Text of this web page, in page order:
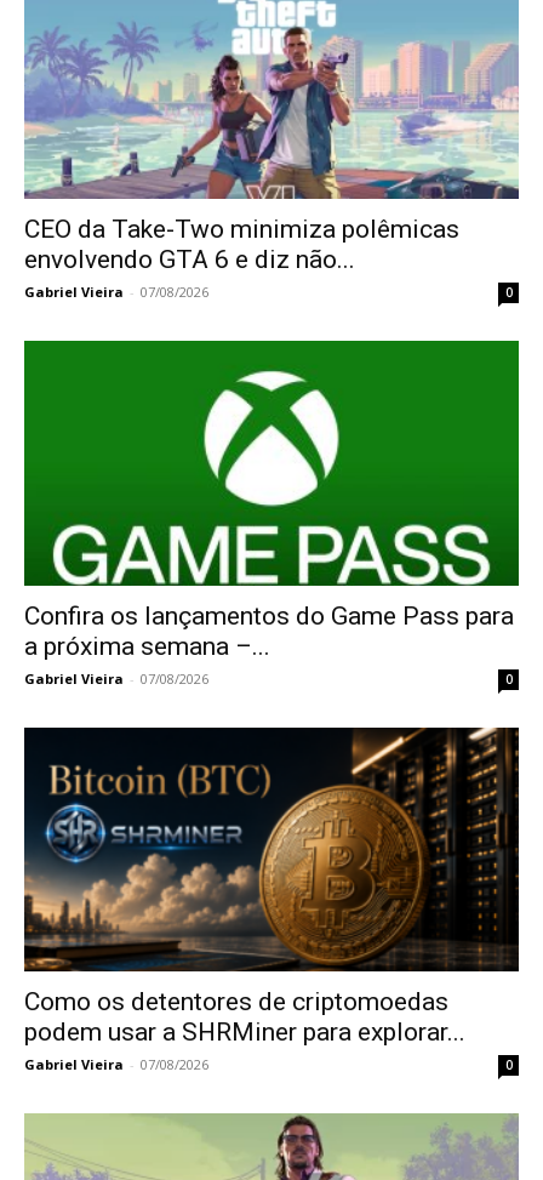
CEO da Take-Two minimiza polêmicas
envolvendo GTA 6 e diz não...
Gabriel Vieira - 07/08/2026 0
Confira os lançamentos do Game Pass para
a próxima semana –...
Gabriel Vieira - 07/08/2026 0
Como os detentores de criptomoedas
podem usar a SHRMiner para explorar...
Gabriel Vieira - 07/08/2026 0